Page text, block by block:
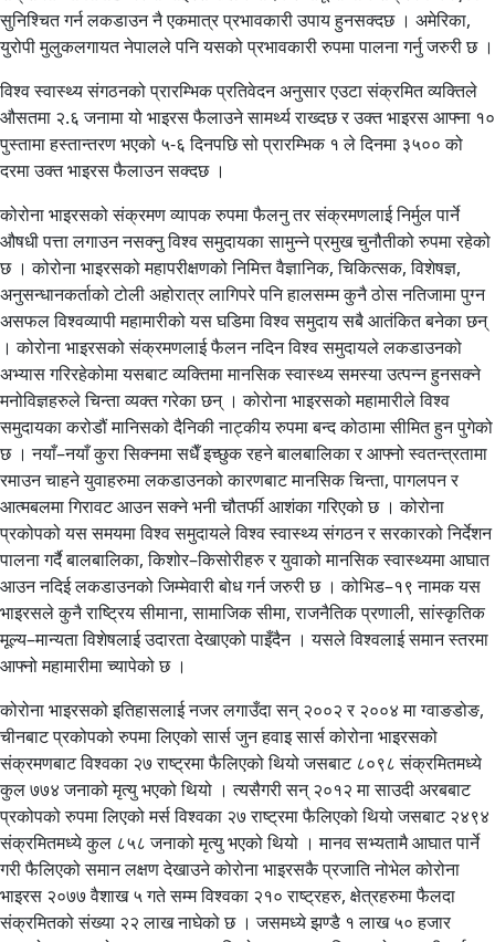
सुनिश्चित गर्न लकडाउन नै एकमात्र प्रभावकारी उपाय हुनसक्दछ । अमेरिका,
युरोपी मुलुकलगायत नेपालले पनि यसको प्रभावकारी रुपमा पालना गर्नु जरुरी छ ।
विश्व स्वास्थ्य संगठनको प्रारम्भिक प्रतिवेदन अनुसार एउटा संक्रमित व्यक्तिले
औसतमा २.६ जनामा यो भाइरस फैलाउने सामर्थ्य राख्दछ र उक्त भाइरस आफ्ना १०
पुस्तामा हस्तान्तरण भएको ५-६ दिनपछि सो प्रारम्भिक १ ले दिनमा ३५०० को
दरमा उक्त भाइरस फैलाउन सक्दछ ।
कोरोना भाइरसको संक्रमण व्यापक रुपमा फैलनु तर संक्रमणलाई निर्मुल पार्ने
औषधी पत्ता लगाउन नसक्नु विश्व समुदायका सामुन्ने प्रमुख चुनौतीको रुपमा रहेको
छ । कोरोना भाइरसको महापरीक्षणको निमित्त वैज्ञानिक, चिकित्सक, विशेषज्ञ,
अनुसन्धानकर्ताको टोली अहोरात्र लागिपरे पनि हालसम्म कुनै ठोस नतिजामा पुग्न
असफल विश्वव्यापी महामारीको यस घडिमा विश्व समुदाय सबै आतंकित बनेका छन्
। कोरोना भाइरसको संक्रमणलाई फैलन नदिन विश्व समुदायले लकडाउनको
अभ्यास गरिरहेकोमा यसबाट व्यक्तिमा मानसिक स्वास्थ्य समस्या उत्पन्न हुनसक्ने
मनोविज्ञहरुले चिन्ता व्यक्त गरेका छन् । कोरोना भाइरसको महामारीले विश्व
समुदायका करोडौं मानिसको दैनिकी नाट्कीय रुपमा बन्द कोठामा सीमित हुन पुगेको
छ । नयाँ–नयाँ कुरा सिक्नमा सधैँ इच्छुक रहने बालबालिका र आफ्नो स्वतन्त्रतामा
रमाउन चाहने युवाहरुमा लकडाउनको कारणबाट मानसिक चिन्ता, पागलपन र
आत्मबलमा गिरावट आउन सक्ने भनी चौतर्फी आशंका गरिएको छ । कोरोना
प्रकोपको यस समयमा विश्व समुदायले विश्व स्वास्थ्य संगठन र सरकारको निर्देशन
पालना गर्दै बालबालिका, किशोर–किसोरीहरु र युवाको मानसिक स्वास्थ्यमा आघात
आउन नदिई लकडाउनको जिम्मेवारी बोध गर्न जरुरी छ । कोभिड–१९ नामक यस
भाइरसले कुनै राष्ट्रिय सीमाना, सामाजिक सीमा, राजनैतिक प्रणाली, सांस्कृतिक
मूल्य–मान्यता विशेषलाई उदारता देखाएको पाइँदैन । यसले विश्वलाई समान स्तरमा
आफ्नो महामारीमा च्यापेको छ ।
कोरोना भाइरसको इतिहासलाई नजर लगाउँदा सन् २००२ र २००४ मा ग्वाङडोङ,
चीनबाट प्रकोपको रुपमा लिएको सार्स जुन हवाइ सार्स कोरोना भाइरसको
संक्रमणबाट विश्वका २७ राष्ट्रमा फैलिएको थियो जसबाट ८०९८ संक्रमितमध्ये
कुल ७७४ जनाको मृत्यु भएको थियो । त्यसैगरी सन् २०१२ मा साउदी अरबबाट
प्रकोपको रुपमा लिएको मर्स विश्वका २७ राष्ट्रमा फैलिएको थियो जसबाट २४९४
संक्रमितमध्ये कुल ८५८ जनाको मृत्यु भएको थियो । मानव सभ्यतामै आघात पार्ने
गरी फैलिएको समान लक्षण देखाउने कोरोना भाइरसकै प्रजाति नोभेल कोरोना
भाइरस २०७७ वैशाख ५ गते सम्म विश्वका २१० राष्ट्रहरु, क्षेत्रहरुमा फैलदा
संक्रमितको संख्या २२ लाख नाघेको छ । जसमध्ये झण्डै १ लाख ५० हजार